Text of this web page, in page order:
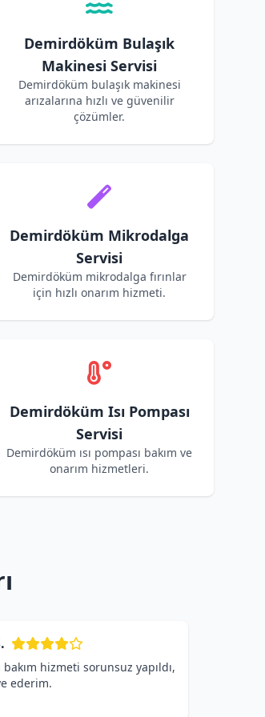
Demirdöküm Bulaşık
Makinesi Servisi
Demirdöküm bulaşık makinesi
arızalarına hızlı ve güvenilir
çözümler.
Demirdöküm Mikrodalga
Servisi
Demirdöküm mikrodalga fırınlar
için hızlı onarım hizmeti.
Demirdöküm Isı Pompası
Servisi
Demirdöküm ısı pompası bakım ve
onarım hizmetleri.
bakım hizmeti sorunsuz yapıldı,
ederim.